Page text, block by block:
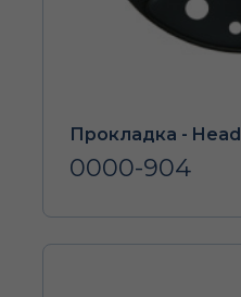
Прокладка - Head
0000-904